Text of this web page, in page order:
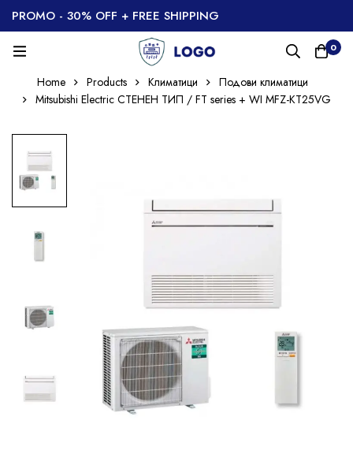
PROMO - 30% OFF + FREE SHIPPING
0
Home Products Климатици
Подови климатици
Mitsubishi Electric СТЕНЕН ТИП / FT series + WI MFZ-KT25VG